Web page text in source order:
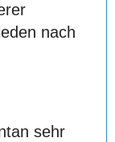
nach
sehr